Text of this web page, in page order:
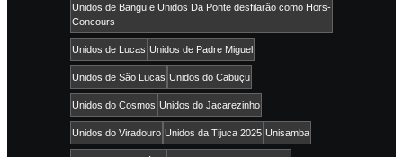
Unidos de Bangu e Unidos Da Ponte desfilarão como Hors-
Concours
Unidos de Lucas Unidos de Padre Miguel
Unidos de São Lucas Unidos do Cabuçu
Unidos do Cosmos Unidos do Jacarezinho
Unidos do Viradouro Unidos da Tijuca 2025 Unisamba